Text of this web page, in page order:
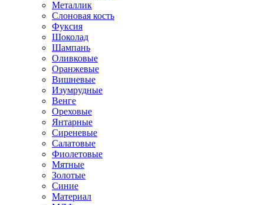
Металлик
Слоновая кость
Фуксия
Шоколад
Шампань
Оливковые
Оранжевые
Вишневые
Изумрудные
Венге
Ореховые
Янтарные
Сиреневые
Салатовые
Фиолетовые
Мятные
Золотые
Синие
Материал